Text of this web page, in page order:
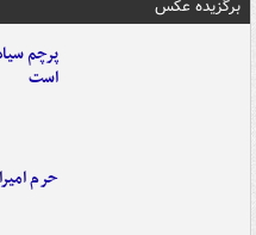
برگزیده عکس
پرچم
است
حرم